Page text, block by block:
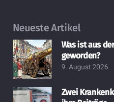
Neueste Artikel
Was ist aus
geworden?
9. August 2026
Zwei